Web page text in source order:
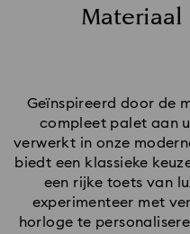
Geïnspireerd door de
compleet palet aan
verwerkt in onze
biedt een klassieke
een rijke toets van
experimenteer met
horloge te